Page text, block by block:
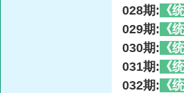
028期: 《
029期: 《
030期: 《
031期: 《
032期: 《